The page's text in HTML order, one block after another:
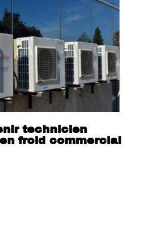
technicien
froid commercial